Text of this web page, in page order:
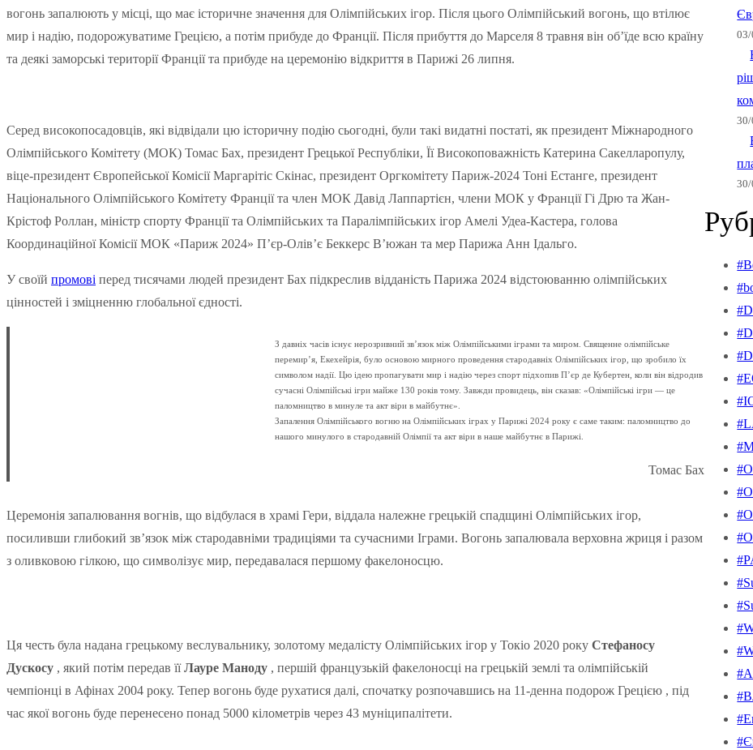
вогонь запалюють у місці, що має історичне значення для Олімпійських ігор. Після цього Олімпійський вогонь, що втілює
мир і надію, подорожуватиме Грецією, а потім прибуде до Франції. Після прибуття до Марселя 8 травня він об’їде всю країну
та деякі заморські території Франції та прибуде на церемонію відкриття в Парижі 26 липня.
Серед високопосадовців, які відвідали цю історичну подію сьогодні, були такі видатні постаті, як президент Міжнародного
Олімпійського Комітету (МОК) Томас Бах, президент Грецької Республіки, Її Високоповажність Катерина Сакелларопулу,
віце-президент Європейської Комісії Маргарітіс Скінас, президент Оргкомітету Париж-2024 Тоні Естанге, президент
Національного Олімпійського Комітету Франції та член МОК Давід Лаппартієн, члени МОК у Франції Гі Дрю та Жан-
Крістоф Роллан, міністр спорту Франції та Олімпійських та Паралімпійських ігор Амелі Удеа-Кастера, голова
Координаційної Комісії МОК «Париж 2024» П’єр-Олів’є Беккерс В’южан та мер Парижа Анн Ідальго.
У своїй промові перед тисячами людей президент Бах підкреслив відданість Парижа 2024 відстоюванню олімпійських
цінностей і зміцненню глобальної єдності.
З давніх часів існує нерозривний зв’язок між Олімпійськими іграми та миром. Священне олімпійське
перемир’я, Екехейрія, було основою мирного проведення стародавніх Олімпійських ігор, що зробило їх
символом надії. Цю ідею пропагувати мир і надію через спорт підхопив П’єр де Кубертен, коли він відродив
сучасні Олімпійські ігри майже 130 років тому. Завжди провидець, він сказав: «Олімпійські ігри — це
паломництво в минуле та акт віри в майбутнє».
Запалення Олімпійського вогню на Олімпійських іграх у Парижі 2024 року є саме таким: паломництво до
нашого минулого в стародавній Олімпії та акт віри в наше майбутнє в Парижі.
Томас Бах
Церемонія запалювання вогнів, що відбулася в храмі Гери, віддала належне грецькій спадщині Олімпійських ігор,
посиливши глибокий зв’язок між стародавніми традиціями та сучасними Іграми. Вогонь запалювала верховна жриця і разом
з оливковою гілкою, що символізує мир, передавалася першому факелоносцю.
Ця честь була надана грецькому веслувальнику, золотому медалісту Олімпійських ігор у Токіо 2020 року Стефаносу
Дускосу , який потім передав їїЛауре Маноду , першій французькій факелоносці на грецькій землі та олімпійській
чемпіонці в Афінах 2004 року. Тепер вогонь буде рухатися далі, спочатку розпочавшись на 11-денна подорож Грецією , під
час якої вогонь буде перенесено понад 5000 кілометрів через 43 муніципалітети.